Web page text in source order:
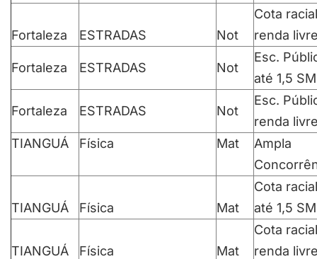
Fortaleza ESTRADAS Not
Cota racial
renda
Fortaleza ESTRADAS Not
Esc.
até 1,5 SM
Fortaleza ESTRADAS Not
Esc.
renda
TIANGUÁ
Física Mat
Ampla
TIANGUÁ Física Mat
Cota racial
até 1,5 SM
TIANGUÁ Física Mat
Cota racial
renda